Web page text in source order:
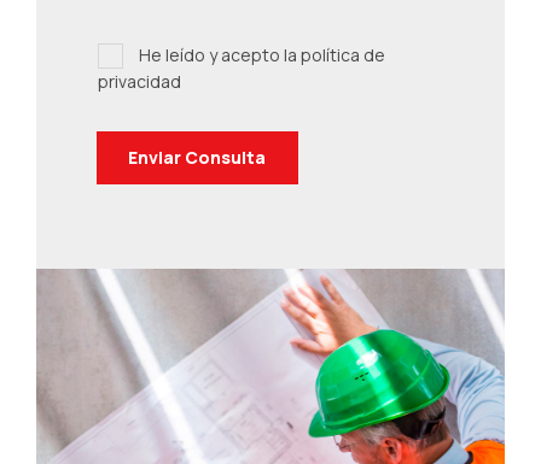
He leído y acepto la política de
privacidad